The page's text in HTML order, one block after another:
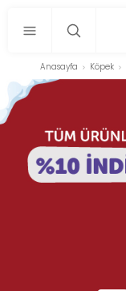
Anasayfa Köpek